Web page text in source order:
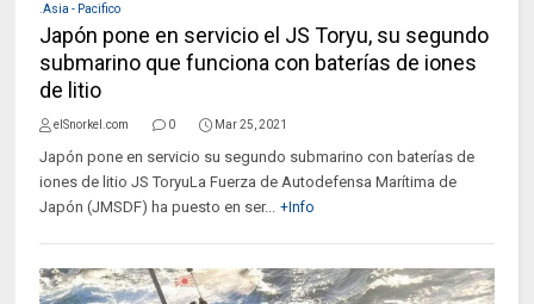
.Asia - Pacifico
Japón pone en servicio el JS Toryu, su segundo
submarino que funciona con baterías de iones
de litio
elSnorkel.com 0 Mar 25, 2021
Japón pone en servicio su segundo submarino con baterías de
iones de litio JS ToryuLa Fuerza de Autodefensa Marítima de
Japón (JMSDF) ha puesto en ser... +Info